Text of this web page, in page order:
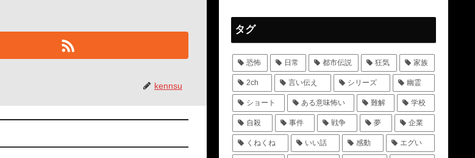
kennsu
タグ
恐怖 日常 都市伝説 狂気 家族
2ch 言い伝え シリーズ 幽霊
ショート ある意味怖い 難解 学校
自殺 事件 戦争 夢 企業
くねくね いい話 感動 エグい